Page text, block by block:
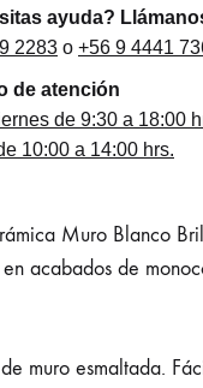
ayuda?
2283 o +56 9 4441
de atención
de 9:30 a 18:00
10:00 a 14:00 hrs.
Muro Blanco
acabados de
muro esmaltada.